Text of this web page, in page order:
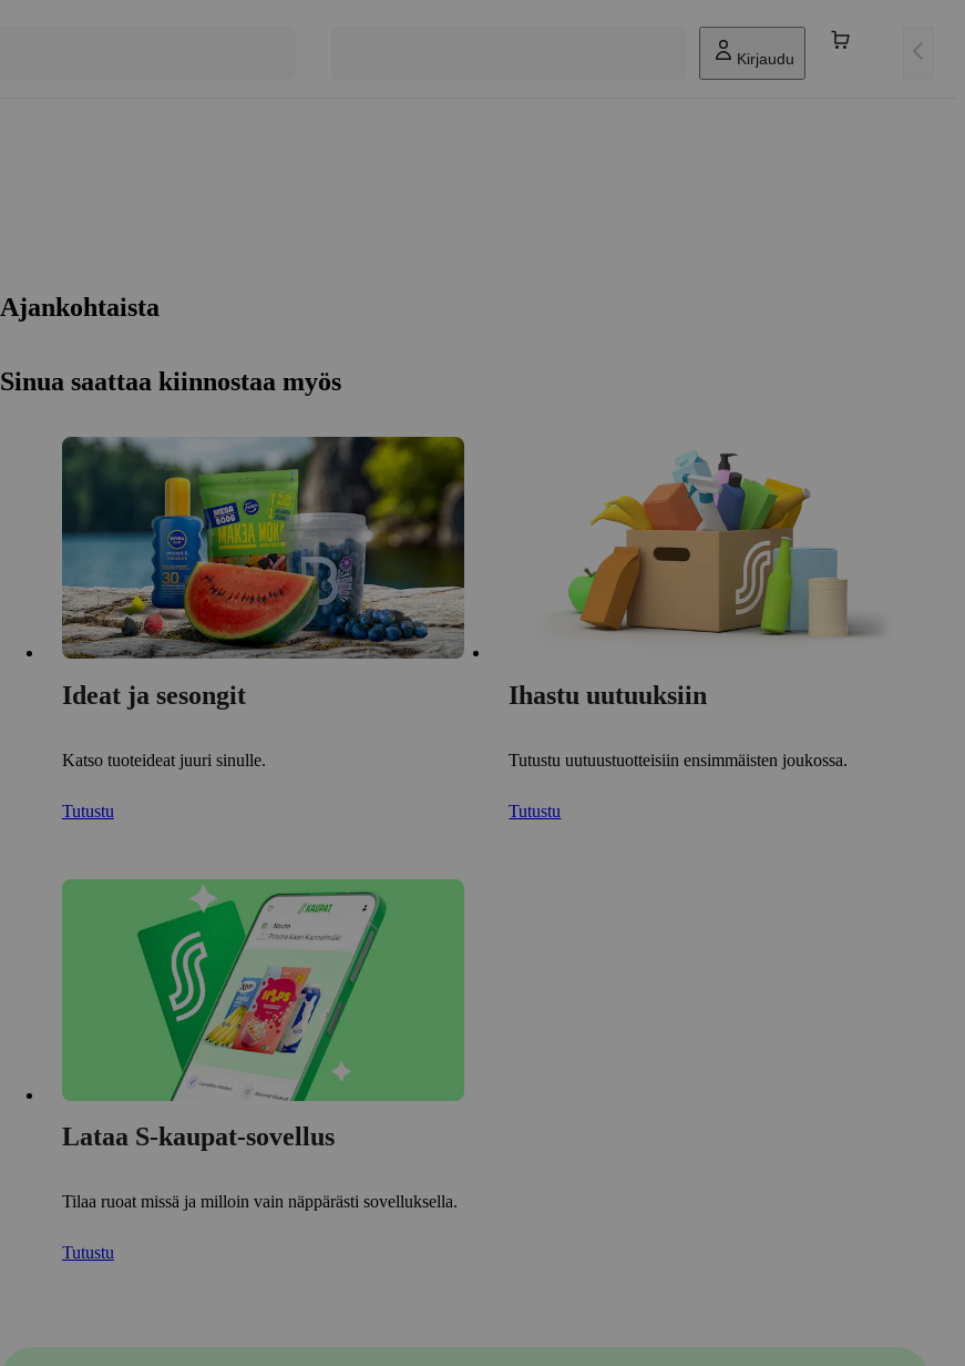
Kirjaudu
Ajankohtaista
Sinua saattaa kiinnostaa myös
Ideat ja sesongit
Katso tuoteideat juuri sinulle.
Tutustu
Ihastu uutuuksiin
Tutustu uutuustuotteisiin ensimmäisten joukossa.
Tutustu
Lataa S-kaupat-sovellus
Tilaa ruoat missä ja milloin vain näppärästi sovelluksella.
Tutustu